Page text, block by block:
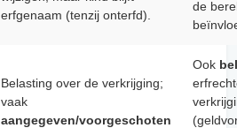
erfgenaam (tenzij onterfd).
de
Belasting over de verkrijging;
vaak
aangegeven/voorgeschoten
Ook